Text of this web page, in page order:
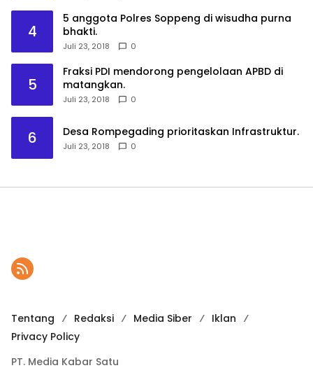
4
5 anggota Polres Soppeng di wisudha purna
bhakti.
Juli 23, 2018 0
5
Fraksi PDI mendorong pengelolaan APBD di
matangkan.
Juli 23, 2018 0
6 Desa Rompegading prioritaskan Infrastruktur.
Juli 23, 2018 0
Tentang Redaksi Media Siber
Iklan
Privacy Policy
PT. Media Kabar Satu